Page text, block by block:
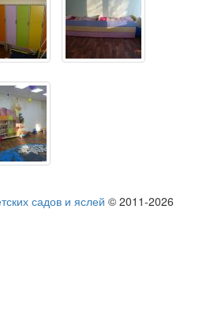
садов и яслей © 2011-2026